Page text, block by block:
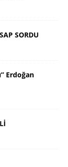
SORDU
Erdoğan